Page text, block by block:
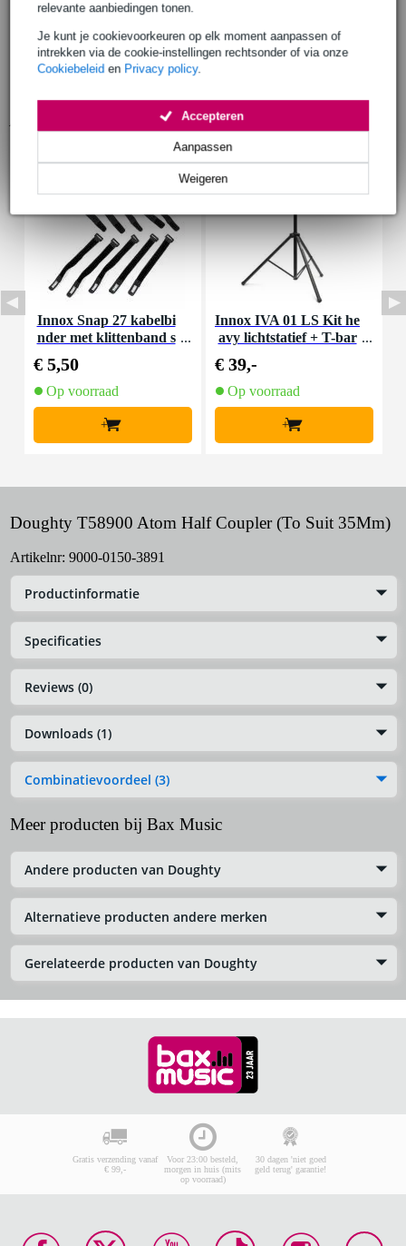
relevante aanbiedingen tonen.
Je kunt je cookievoorkeuren op elk moment aanpassen of
intrekken via de cookie-instellingen rechtsonder of via onze
Cookiebeleid en Privacy policy.
Weigeren
Aanpassen
Accepteren
Innox Snap 27 kabelbi
nder met klittenband s
€ 5,50
Op voorraad
+
Innox IVA 01 LS Kit he
avy lichtstatief + T-bar
€ 39,-
Op voorraad
+
Doughty T58900 Atom Half Coupler (To Suit 35Mm)
Artikelnr: 9000-0150-3891
Productinformatie
Specificaties
Reviews (0)
Downloads (1)
Combinatievoordeel (3)
Meer producten bij Bax Music
Andere producten van Doughty
Alternatieve producten andere merken
Gerelateerde producten van Doughty
Gratis verzending vanaf
€ 99,-
Voor 23:00 besteld,
morgen in huis (mits
op voorraad)
30 dagen 'niet goed
geld terug' garantie!